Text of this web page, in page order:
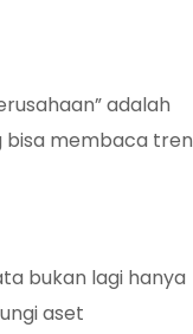
adalah
bisa membaca tren
bukan lagi hanya
aset